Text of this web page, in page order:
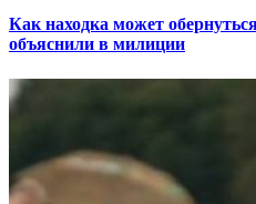
Как находка может
объяснили в милиции